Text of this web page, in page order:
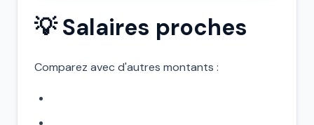
💡 Salaires proches
Comparez avec d'autres montants :